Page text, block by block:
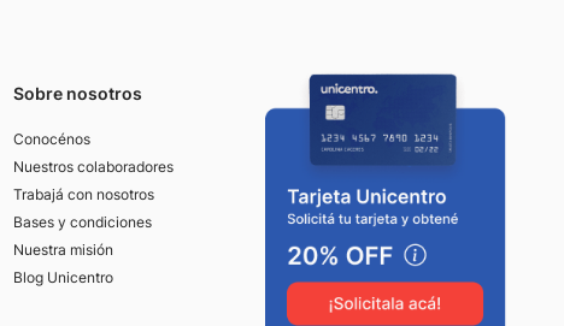
Sobre nosotros
Conocénos
Nuestros colaboradores
Trabajá con nosotros
Bases y condiciones
Nuestra misión
Blog Unicentro